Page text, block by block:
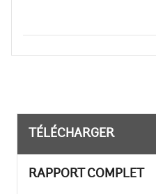
TÉLÉCHARGER
RAPPORT COMPLET